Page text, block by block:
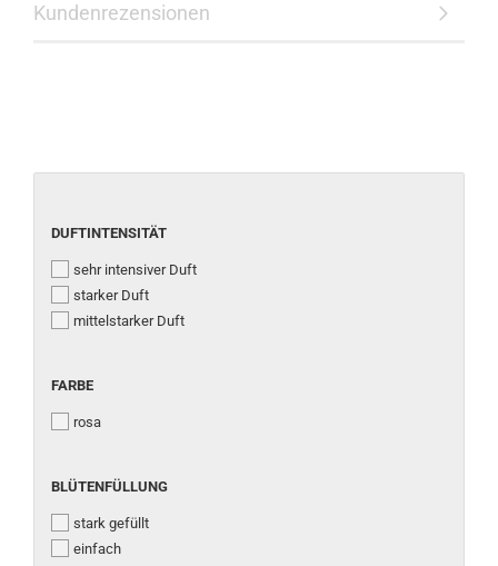
Kundenrezensionen
DUFTINTENSITÄT
DUFTINTENSITÄT
sehr intensiver Duft
starker Duft
mittelstarker Duft
FARBE
FARBE
rosa
BLÜTENFÜLLUNG
BLÜTENFÜLLUNG
stark gefüllt
einfach